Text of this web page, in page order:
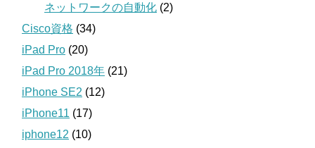
ネットワークの自動化 (2)
Cisco資格 (34)
iPad Pro (20)
iPad Pro 2018年 (21)
iPhone SE2 (12)
iPhone11 (17)
iphone12 (10)